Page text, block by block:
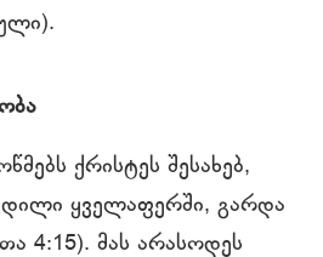
ქრისტეს შესახებ,
ყველაფერში, გარდა
4:15). მას არასოდეს